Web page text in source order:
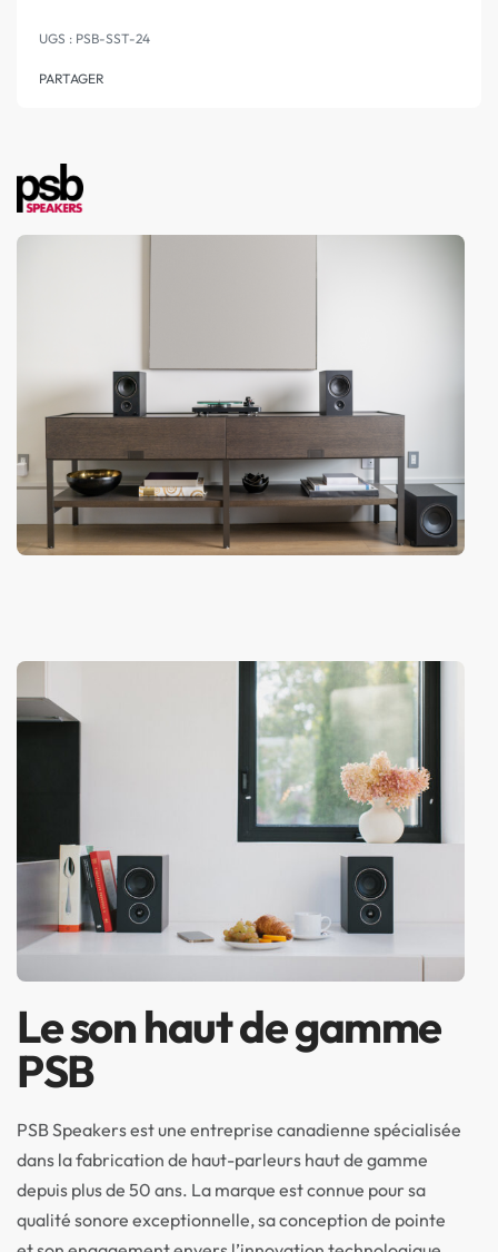
PSB-SST-24
PARTAGER
Le son haut de gamme
PSB
PSB Speakers est une entreprise canadienne spécialisée
dans la fabrication de haut-parleurs haut de gamme
depuis plus de 50 ans. La marque est connue pour sa
qualité sonore exceptionnelle, sa conception de pointe